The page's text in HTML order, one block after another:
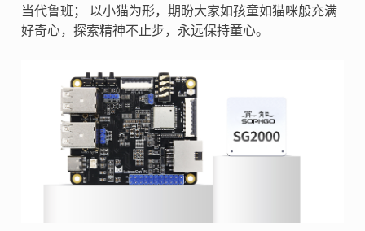
当代鲁班； 以小猫为形，期盼大家如孩童如猫咪般充满
好奇心，探索精神不止步，永远保持童心。